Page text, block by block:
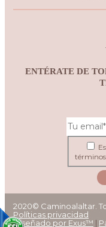
ENTÉRATE DE
2020© Caminoalaltar.
Políticas privacidad
Diseñado por Exus™ |